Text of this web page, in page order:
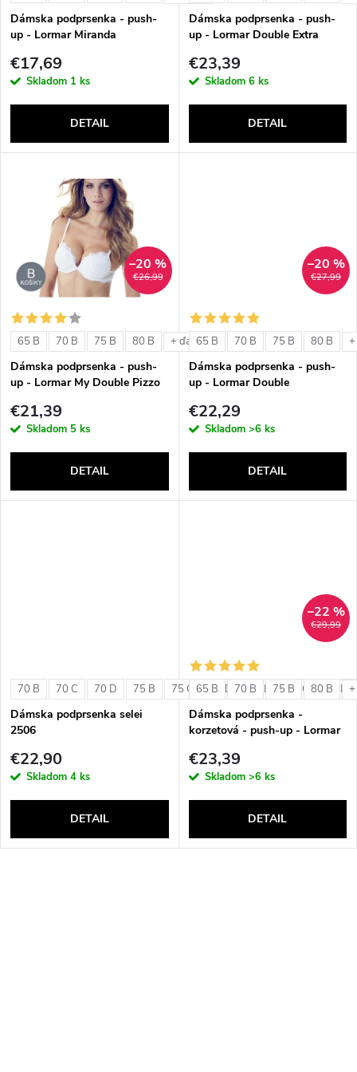
p
r
d
t
o
v
p
r
o
d
t
o
v
Dámska podprsenka - push-
up - Lormar Miranda
€17,69
Skladom 1 ks
DETAIL
Dámska podprsenka - push-
up - Lormar Double Extra
€23,39
Skladom 6 ks
DETAIL
€26,99
–20 %
65 B 70 B 75 B 80 B + ďalšie
Dámska podprsenka - push-
up - Lormar My Double Pizzo
€21,39
Skladom 5 ks
DETAIL
€27,99
–20 %
65 B 70 B 75 B 80 B
Dámska podprsenka - push-
up - Lormar Double
€22,29
Skladom >6 ks
DETAIL
70 B 70 C 70 D 75 B 75 C 75 D 80 B 80 C 80 D
Dámska podprsenka selei
2506
€22,90
Skladom 4 ks
DETAIL
€29,99
–22 %
65 B 70 B 75 B 80 B
Dámska podprsenka -
korzetová - push-up - Lormar
€23,39
Skladom >6 ks
DETAIL